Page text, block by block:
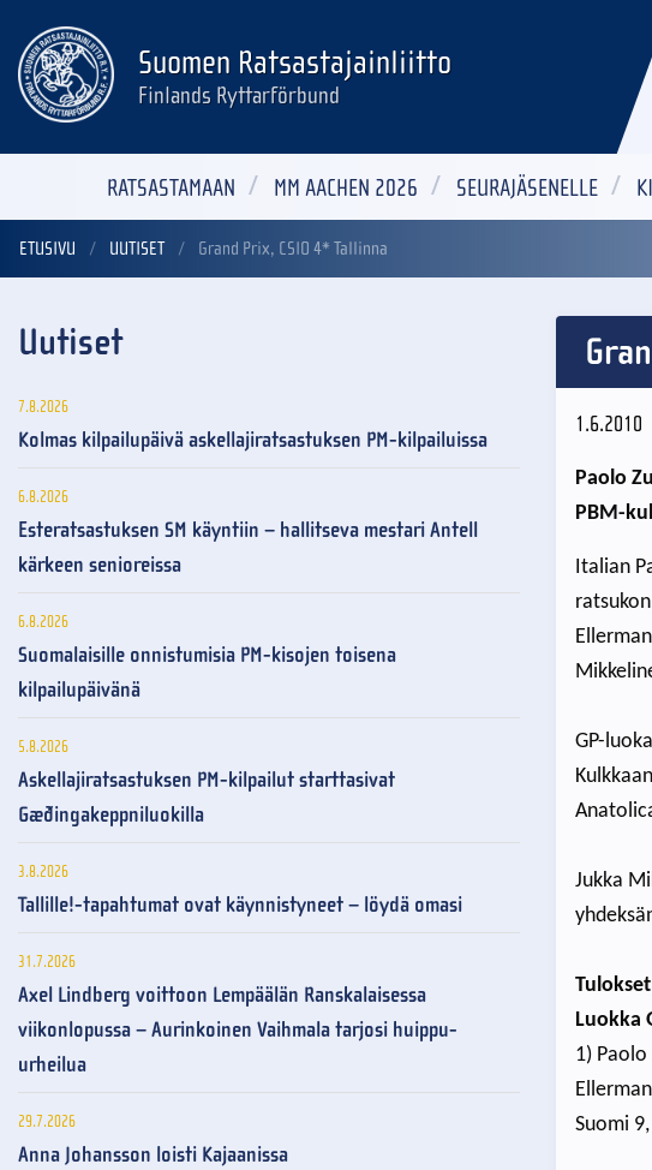
Suomen Ratsastajainliitto
Finlands Ryttarförbund
RATSASTAMAAN MM AACHEN 2026 SEURAJÄSENELLE
ETUSIVU UUTISET Grand Prix, CSIO 4* Tallinna
1.6.2010
Paolo
PBM-
Italian
GP-
Jukka
Tulokset
Luokka
1)
Suomi
Uutiset
7.8.2026
Kolmas kilpailupäivä askellajiratsastuksen PM-kilpailuissa
6.8.2026
Esteratsastuksen SM käyntiin – hallitseva mestari Antell
kärkeen senioreissa
6.8.2026
Suomalaisille onnistumisia PM-kisojen toisena
kilpailupäivänä
5.8.2026
Askellajiratsastuksen PM-kilpailut starttasivat
Gæðingakeppniluokilla
3.8.2026
Tallille!-tapahtumat ovat käynnistyneet – löydä omasi
31.7.2026
Axel Lindberg voittoon Lempäälän Ranskalaisessa
viikonlopussa – Aurinkoinen Vaihmala tarjosi huippu-
urheilua
29.7.2026
Anna Johansson loisti Kajaanissa